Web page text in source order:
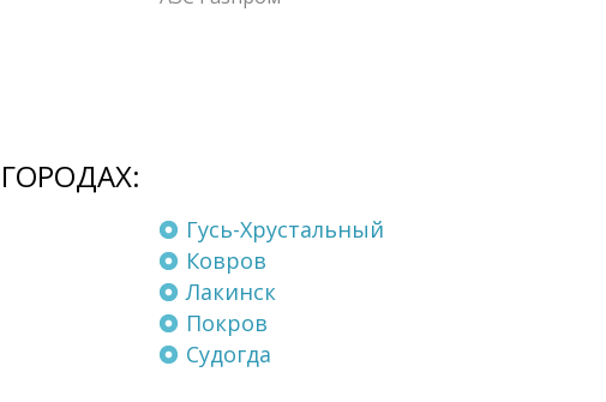
Гусь-Хрустальный
Ковров
Лакинск
Покров
Судогда